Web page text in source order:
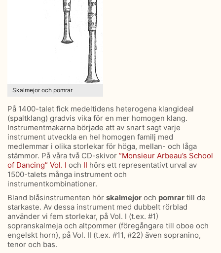
Skalmejor och pomrar
På 1400-talet fick medeltidens heterogena klangideal
(spaltklang) gradvis vika för en mer homogen klang.
Instrumentmakarna började att av snart sagt varje
instrument utveckla en hel homogen familj med
medlemmar i olika storlekar för höga, mellan- och låga
stämmor. På våra två CD-skivor ”Monsieur Arbeau’s School
of Dancing” Vol. I och II hörs ett representativt urval av
1500-talets många instrument och
instrumentkombinationer.
Bland blåsinstrumenten hör skalmejor och pomrar till de
starkaste. Av dessa instrument med dubbelt rörblad
använder vi fem storlekar, på Vol. I (t.ex. #1)
sopranskalmeja och altpommer (föregångare till oboe och
engelskt horn), på Vol. II (t.ex. #11, #22) även sopranino,
tenor och bas.